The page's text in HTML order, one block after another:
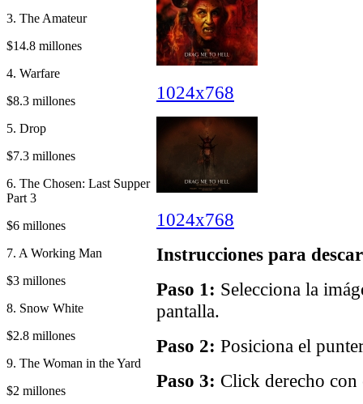
3. The Amateur
$14.8 millones
4. Warfare
$8.3 millones
5. Drop
$7.3 millones
6. The Chosen: Last Supper
Part 3
$6 millones
7. A Working Man
$3 millones
8. Snow White
$2.8 millones
9. The Woman in the Yard
$2 millones
1024x768
1024x768
Instrucciones para
Paso 1: Selecciona la
pantalla.
Paso 2: Posiciona el
Paso 3: Click derecho con